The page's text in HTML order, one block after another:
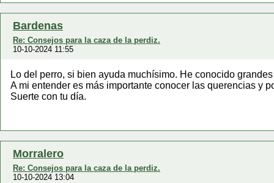
Bardenas
Re: Consejos para la caza de la perdiz.
10-10-2024 11:55
Lo del perro, si bien ayuda muchísimo. He conocido
A mi entender es más importante conocer las querencias y
Suerte con tu día.
Morralero
Re: Consejos para la caza de la perdiz.
10-10-2024 13:04